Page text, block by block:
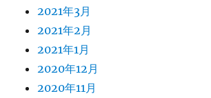
2021年3月
2021年2月
2021年1月
2020年12月
2020年11月